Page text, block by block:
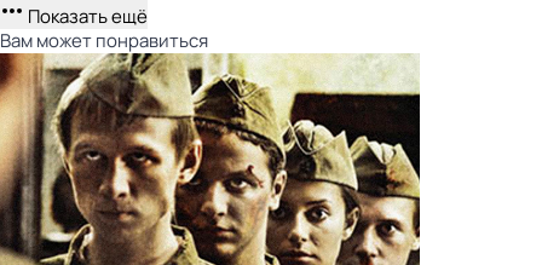
Показать ещё
Вам может понравиться